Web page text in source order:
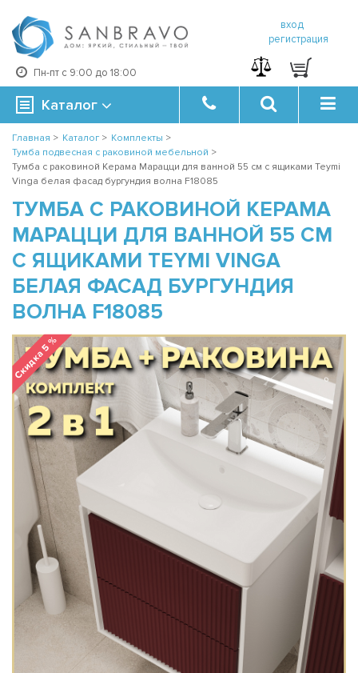
Пн-пт с 9:00 до 18:00
вход
регистрация
Каталог
Главная > Каталог > Комплекты >
Тумба подвесная с раковиной мебельной >
Тумба с раковиной Керама Марацци для ванной 55 см с ящиками Teymi
Vinga белая фасад бургундия волна F18085
ТУМБА С РАКОВИНОЙ КЕРАМА
МАРАЦЦИ ДЛЯ ВАННОЙ 55 СМ
С ЯЩИКАМИ TEYMI VINGA
БЕЛАЯ ФАСАД БУРГУНДИЯ
ВОЛНА F18085
Скидка 5 %